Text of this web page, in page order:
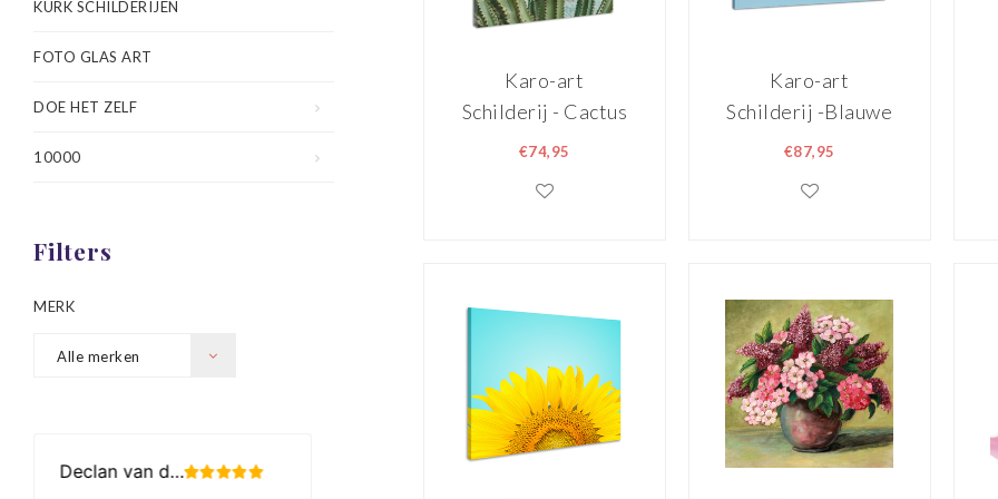
KURK SCHILDERIJEN
FOTO GLAS ART
DOE HET ZELF
10000
Filters
MERK
Alle merken
Karo-art
Schilderij - Cactus
in detail, groen,
wanddecoratie
€74,95
Karo-art
Schilderij -Blauwe
Orchidee,
wanddecoratie
€87,95